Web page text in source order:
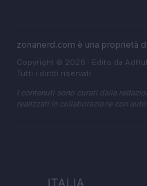
zonanerd.com è una proprietà
Copyright © 2026 · Edito da
Tutti i diritti riservati
I contenuti sono curati dalla
realizzati in collaborazione con
ITALIA